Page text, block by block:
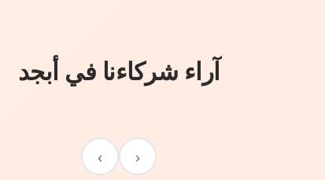
آراء شركاءنا في أبجد
‹
›